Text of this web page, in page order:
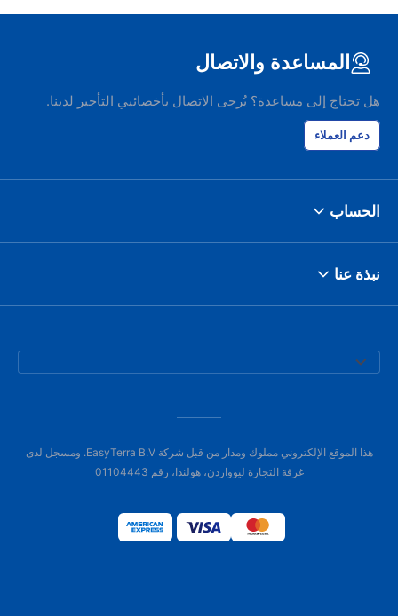
المساعدة والاتصال
هل تحتاج إلى مساعدة؟ يُرجى الاتصال بأخصائيي التأجير لدينا.
دعم العملاء
الحساب
نبذة عنا
هذا الموقع الإلكتروني مملوك ومدار من قبل شركة EasyTerra B.V. ومسجل لدى
غرفة التجارة ليوواردن، هولندا، رقم 01104443